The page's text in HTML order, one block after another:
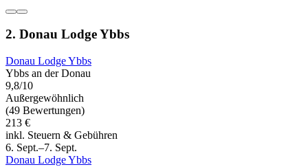
2. Donau Lodge Ybbs
Donau Lodge Ybbs
Ybbs an der Donau
9,8/10
Außergewöhnlich
(49 Bewertungen)
213 €
inkl. Steuern & Gebühren
6. Sept.–7. Sept.
Donau Lodge Ybbs